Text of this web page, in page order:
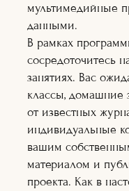
Каждый участник
собственную
будет
нескольких
15+ и старше
ОБУЧЕНИЕ:2
ОНЛАЙН.
(живое общение с
видеоконференции)
мультимедийные
данными.
В рамках
сосредоточитесь
занятиях. Вас
классы, домашние
от известных
индивидуальные
вашим
материалом и
проекта. Как в